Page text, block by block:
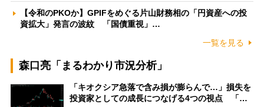
【令和のPKOか】GPIFをめぐる片山財務相の「円資産への投
資拡大」発言の波紋 「国債重視」…
一覧を見る
森口亮「まるわかり市況分析」
「キオクシア急落で含み損が膨らんで…」損失を
投資家としての成長につなげる4つの視点 「…